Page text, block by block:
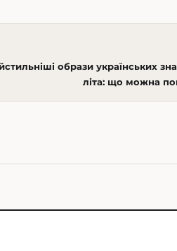
образи українських
літа: що можна